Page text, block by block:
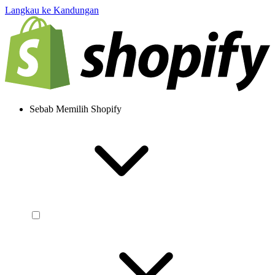
Langkau ke Kandungan
Sebab Memilih Shopify